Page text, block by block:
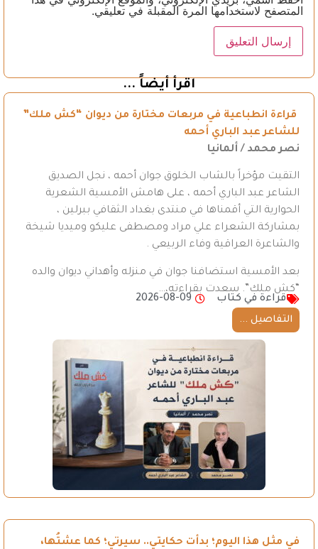
المتصفح لاستخدامها المرة المقبلة في تعليقي.
اقرأ أيضاً ...
قراءة انطباعية في مربعات مختارة من ديوان “كش ملك”
للشاعر عبد الباري أحمه
نصر محمد / ألمانيا
التقيت مؤخراً بالشاب الخلوق جوان أحمه ، نجل الصديق
الشاعر عبد الباري أحمه ، على هامش الأمسية الشعرية
الحوارية التي أقمناها في منتدى بغداد الثقافي ببرلين ،
بمشاركة الشعراء علي مراد ومصطفى عليكو وميديا شيخة
والشاعرة العراقية وفاء الربيعي .
بعد الأمسية استضافنا جوان في منزله وأهداني ديوان والده
“كش ملك”. سعدت بقراءته،…
قراءة في كتاب
2026-08-09
التفاصيل ...
في مثل هذا اليوم؛ بدأت حكايتي.. سيرتي؛ كما عشتُها،